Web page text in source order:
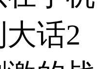
话2